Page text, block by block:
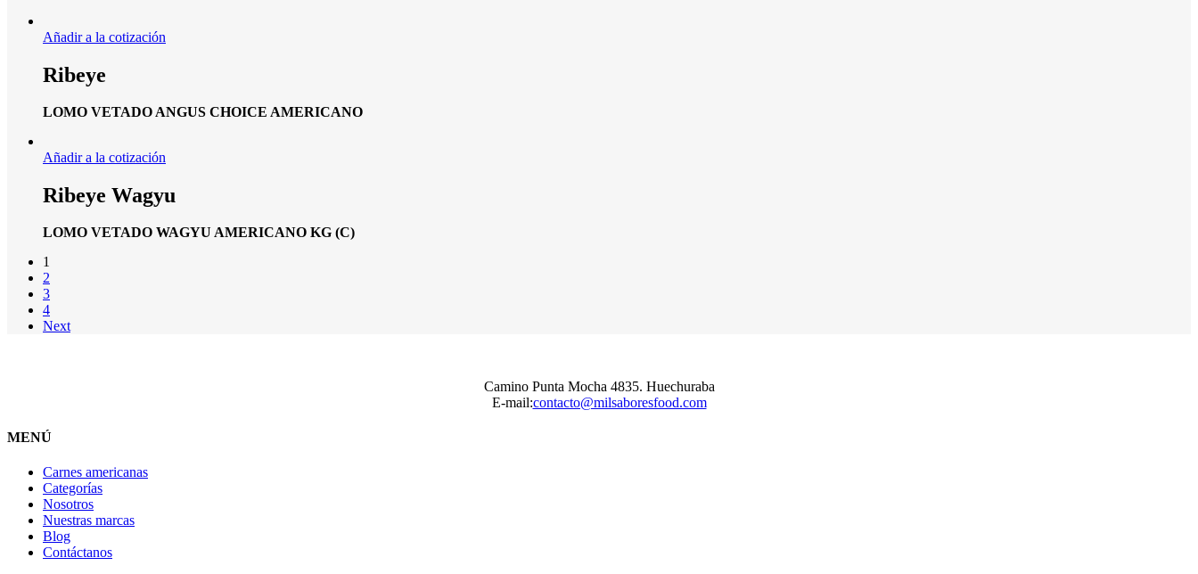
Añadir a la cotización
Ribeye
LOMO VETADO ANGUS CHOICE AMERICANO
Añadir a la cotización
Ribeye Wagyu
LOMO VETADO WAGYU AMERICANO KG (C)
1
2
3
4
Next
Camino Punta Mocha 4835. Huechuraba
E-mail:contacto@milsaboresfood.com
MENÚ
Carnes americanas
Categorías
Nosotros
Nuestras marcas
Blog
Contáctanos